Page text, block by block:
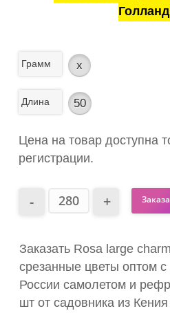
Грамм x
Длина 50
Цена на товар доступна
регистрации.
Заказать Rosa large
срезанные цветы оптом с
России самолетом и
шт от садовника из Кения